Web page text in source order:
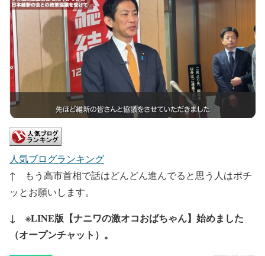
人気ブログランキング
↑ もう高市首相で話はどんどん進んでると思う人はポチ
ッとお願いします。
↓ ※LINE版【ナニワの激オコおばちゃん】始めました
（オープンチャット）。